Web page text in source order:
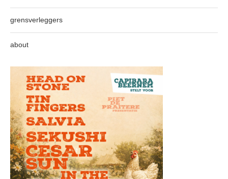
grensverleggers
about